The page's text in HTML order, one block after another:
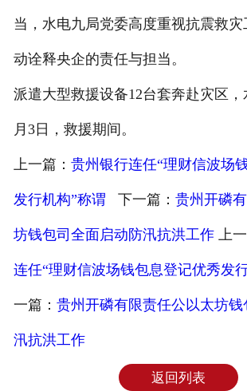
当，水电九局党委高度重视抗震救
动诠释央企的责任与担当。
派遣大型救援设备12台套奔赴灾区
月3日，救援期间。
上一篇： 贵州银行连任“理财信波场
发行机构”称谓 下一篇： 贵州开磷
坊钱包司全面启动防汛抗洪工作上一
连任“理财信波场钱包息登记优秀发
一篇： 贵州开磷有限责任公以太坊
汛抗洪工作
返回列表